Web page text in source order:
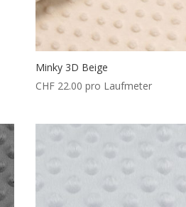
Minky 3D Beige
CHF 22.00 pro Laufmeter